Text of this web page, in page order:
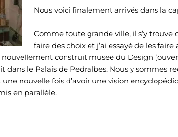
Nous voici finalement arrivés dans la
Comme toute grande ville, il s’y
faire des choix et j’ai essayé de les
construit musée du Design
dans le Palais de Pedralbes. Nous y sommes
une nouvelle fois d’avoir une vision
en parallèle.